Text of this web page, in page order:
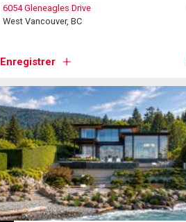
6054 Gleneagles Drive
West Vancouver, BC
Enregistrer